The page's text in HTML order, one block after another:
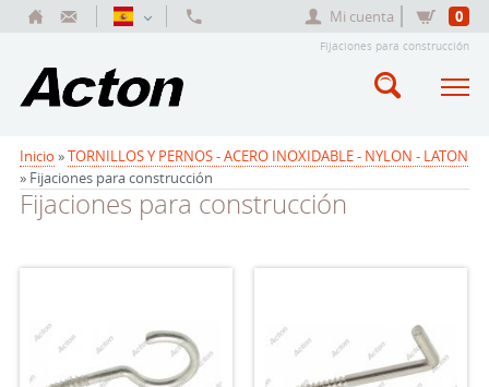
Mi cuenta 0
Fijaciones para construcción
Inicio »TORNILLOS Y PERNOS - ACERO INOXIDABLE - NYLON - LATON
» Fijaciones para construcción
Fijaciones para construcción